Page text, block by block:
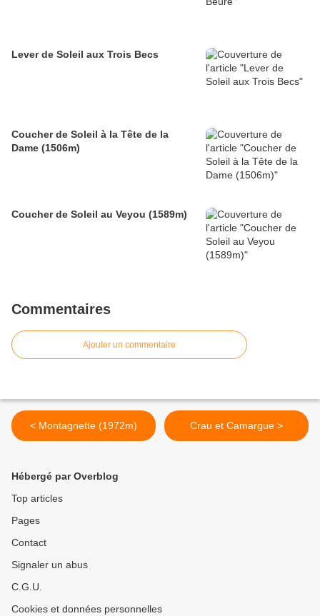
Lever de Soleil aux Trois Becs
Coucher de Soleil à la Tête de la
Dame (1506m)
Coucher de Soleil au Veyou (1589m)
Commentaires
Ajouter un commentaire
< Montagnette (1972m) Crau et Camargue >
Hébergé par Overblog
Top articles
Pages
Contact
Signaler un abus
C.G.U.
Cookies et données personnelles